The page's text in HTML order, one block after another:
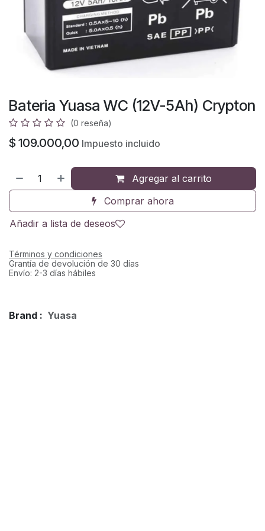
Bateria Yuasa WC (12V-5Ah) Crypton
(0 reseña)
$ 109.000,00 Impuesto incluido
Agregar al carrito
Comprar ahora
Añadir a lista de deseos
Términos y condiciones
Grantía de devolución de 30 días
Envío: 2-3 días hábiles
Brand : Yuasa